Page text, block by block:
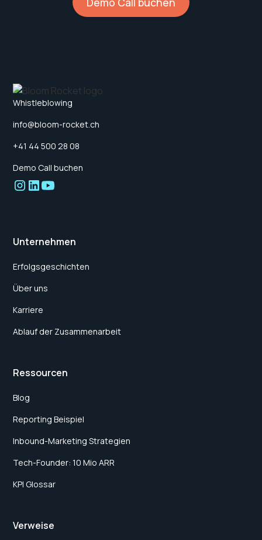
Whistleblowing
info@bloom-rocket.ch
+41 44 500 28 08
Demo Call buchen
Unternehmen
Erfolgsgeschichten
Über uns
Karriere
Ablauf der Zusammenarbeit
Ressourcen
Blog
Reporting Beispiel
Inbound-Marketing Strategien
Tech-Founder: 10 Mio ARR
KPI Glossar
Verweise